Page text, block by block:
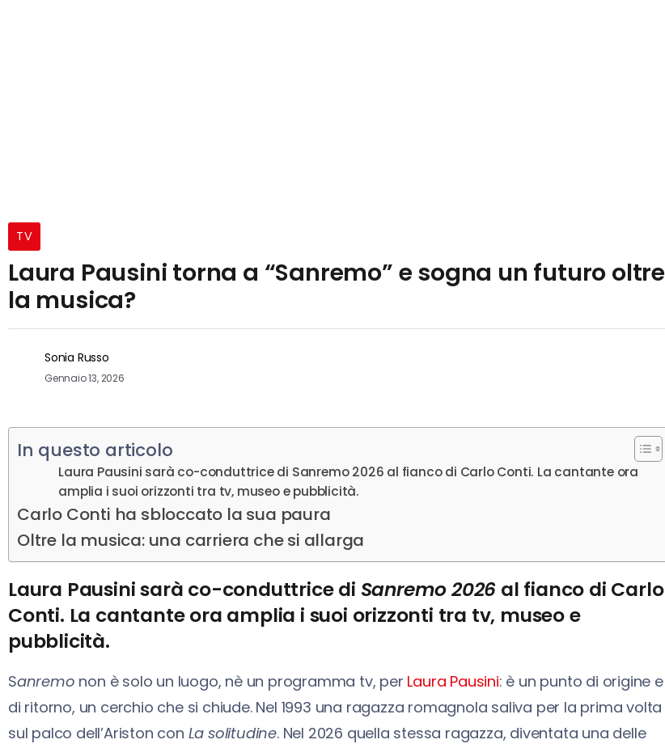
TV
Laura Pausini torna a “Sanremo” e sogna un futuro oltre
la musica?
Sonia Russo
Gennaio 13, 2026
In questo articolo
Laura Pausini sarà co-conduttrice di Sanremo 2026 al fianco di Carlo Conti. La cantante ora
amplia i suoi orizzonti tra tv, museo e pubblicità.
Carlo Conti ha sbloccato la sua paura
Oltre la musica: una carriera che si allarga
Laura Pausini sarà co-conduttrice di Sanremo 2026 al fianco di Carlo
Conti. La cantante ora amplia i suoi orizzonti tra tv, museo e
pubblicità.
Sanremo non è solo un luogo, nè un programma tv, per Laura Pausini: è un punto di origine e
di ritorno, un cerchio che si chiude. Nel 1993 una ragazza romagnola saliva per la prima volta
sul palco dell’Ariston con La solitudine. Nel 2026 quella stessa ragazza, diventata una delle